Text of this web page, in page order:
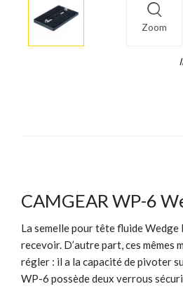
Zoom
info
CAMGEAR WP-6
La semelle pour tête fluide
recevoir. D’autre part, ces
régler : il a la capacité de pivoter
WP-6 possède deux verrous